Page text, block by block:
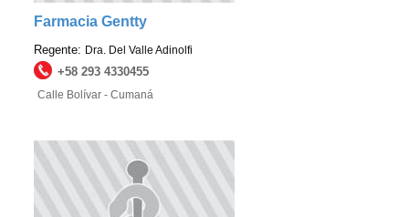
Farmacia Gentty
Regente: Dra. Del Valle Adinolfi
+58 293 4330455
Calle Bolívar - Cumaná